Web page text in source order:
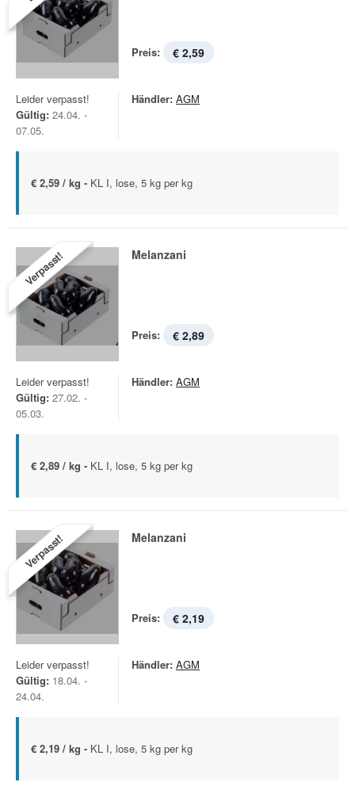
Preis: € 2,59
Leider verpasst!
Gültig: 24.04. -
07.05.
Händler: AGM
€ 2,59 / kg - KL I, lose, 5 kg per kg
Verpasst! Melanzani
Preis: € 2,89
Leider verpasst!
Gültig: 27.02. -
05.03.
Händler: AGM
€ 2,89 / kg - KL I, lose, 5 kg per kg
Verpasst! Melanzani
Preis: € 2,19
Leider verpasst!
Gültig: 18.04. -
24.04.
Händler: AGM
€ 2,19 / kg - KL I, lose, 5 kg per kg